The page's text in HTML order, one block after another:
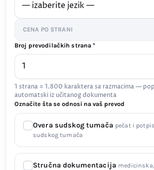
CENA PO STRANI
Broj prevodilačkih strana *
1 strana = 1.800 karaktera sa razmacima —
automatski iz učitanog dokumenta
Označite šta se odnosi na vaš prevod
Overa sudskog tumača pečat i
sudskog tumača
Stručna dokumentacija